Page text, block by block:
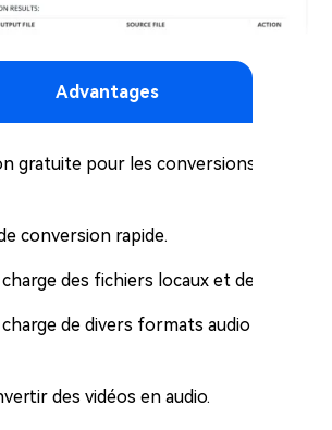
Advantages
gratuite pour les conversions de
conversion rapide.
des fichiers locaux et des URL.
de divers formats audio et
des vidéos en audio.